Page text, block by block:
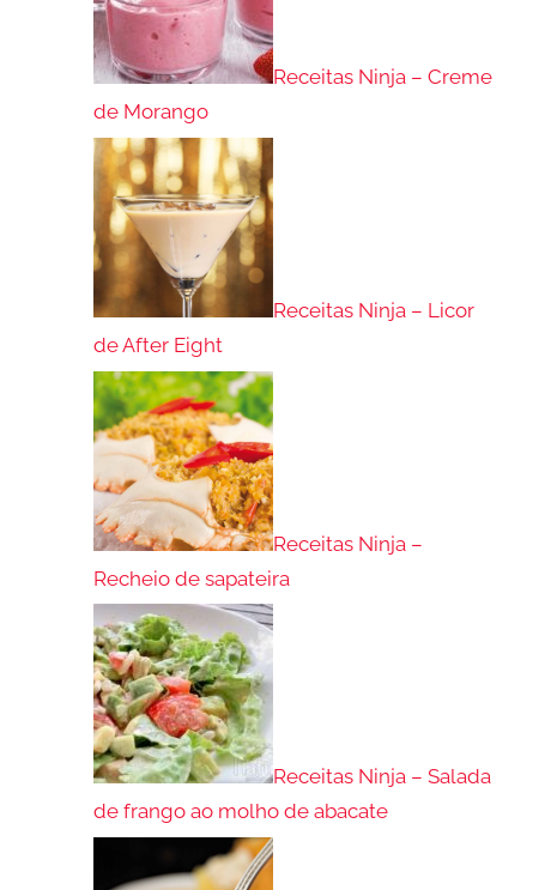
Receitas Ninja – Creme
de Morango
Receitas Ninja – Licor
de After Eight
Receitas Ninja –
Recheio de sapateira
Receitas Ninja – Salada
de frango ao molho de abacate